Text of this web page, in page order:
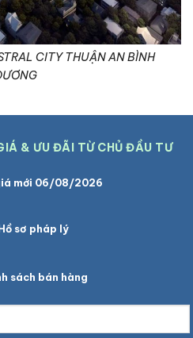
CITY THUẬN AN BÌNH
& ƯU ĐÃI TỪ CHỦ ĐẦU TƯ
mới 06/08/2026
sơ pháp lý
sách bán hàng